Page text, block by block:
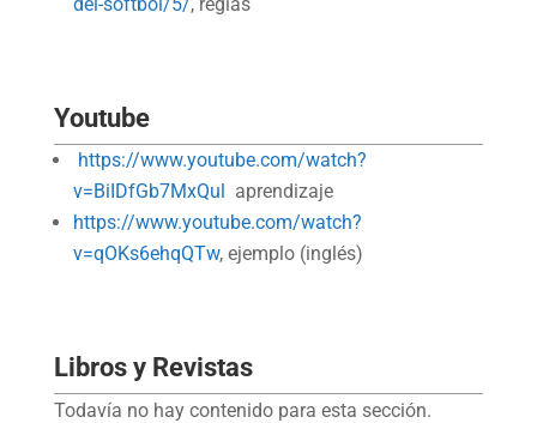
Youtube
https://www.youtube.com/watch?
v=BiIDfGb7MxQul aprendizaje
https://www.youtube.com/watch?
v=qOKs6ehqQTw, ejemplo (inglés)
Libros y Revistas
Todavía no hay contenido para esta sección.